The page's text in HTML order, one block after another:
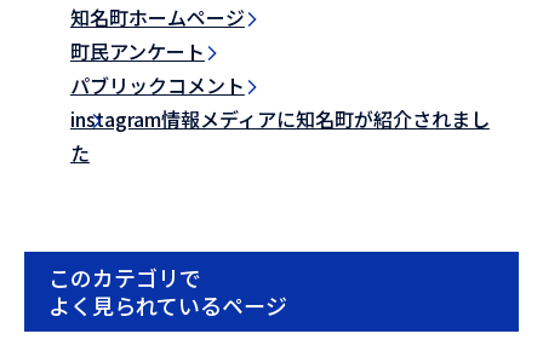
知名町ホームページ
町民アンケート
パブリックコメント
instagram情報メディアに知名町が紹介されまし
た
このカテゴリで
よく見られているページ